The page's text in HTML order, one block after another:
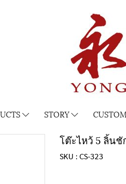
STORY
โต๊ะไหว้ 5 ลิ้นชั
SKU : CS-323